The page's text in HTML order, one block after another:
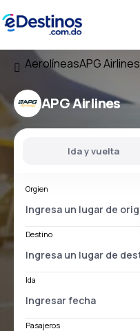
AerolíneasAPG Airlines
APG Airlines
Ida y vuelta
Orgien
Destino
Ida
Pasajeros